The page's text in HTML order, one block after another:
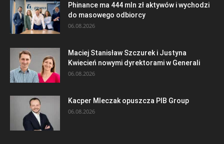
Phinance ma 444 mln zł aktywów i wychodzi
do masowego odbiorcy
06.08.2026
Maciej Stanisław Szczurek i Justyna
Kwiecień nowymi dyrektorami w Generali
06.08.2026
Kacper Mleczak opuszcza PIB Group
06.08.2026